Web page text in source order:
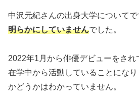
中沢元紀さんの出身大学について
明らかにしていませんでした。
2022年1月から俳優デビューをされ
在学中から活動していることにな
かどうかはわかっていません。